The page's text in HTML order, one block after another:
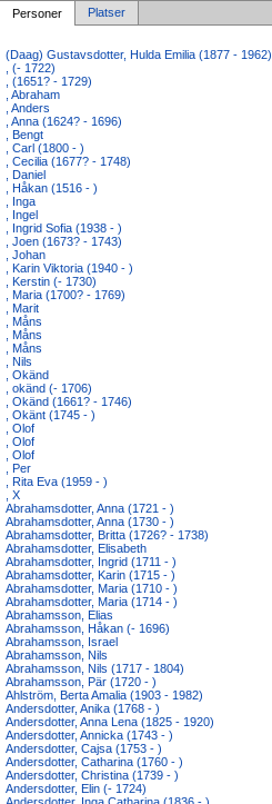
Personer Platser
(Daag) Gustavsdotter, Hulda Emilia (1877 - 1962)
, (- 1722)
, (1651? - 1729)
, Abraham
, Anders
, Anna (1624? - 1696)
, Bengt
, Carl (1800 - )
, Cecilia (1677? - 1748)
, Daniel
, Håkan (1516 - )
, Inga
, Ingel
, Ingrid Sofia (1938 - )
, Joen (1673? - 1743)
, Johan
, Karin Viktoria (1940 - )
, Kerstin (- 1730)
, Maria (1700? - 1769)
, Marit
, Måns
, Måns
, Måns
, Nils
, Okänd
, okänd (- 1706)
, Okänd (1661? - 1746)
, Okänt (1745 - )
, Olof
, Olof
, Olof
, Per
, Rita Eva (1959 - )
, X
Abrahamsdotter, Anna (1721 - )
Abrahamsdotter, Anna (1730 - )
Abrahamsdotter, Britta (1726? - 1738)
Abrahamsdotter, Elisabeth
Abrahamsdotter, Ingrid (1711 - )
Abrahamsdotter, Karin (1715 - )
Abrahamsdotter, Maria (1710 - )
Abrahamsdotter, Maria (1714 - )
Abrahamsson, Elias
Abrahamsson, Håkan (- 1696)
Abrahamsson, Israel
Abrahamsson, Nils
Abrahamsson, Nils (1717 - 1804)
Abrahamsson, Pär (1720 - )
Ahlström, Berta Amalia (1903 - 1982)
Andersdotter, Anika (1768 - )
Andersdotter, Anna Lena (1825 - 1920)
Andersdotter, Annicka (1743 - )
Andersdotter, Cajsa (1753 - )
Andersdotter, Catharina (1760 - )
Andersdotter, Christina (1739 - )
Andersdotter, Elin (- 1724)